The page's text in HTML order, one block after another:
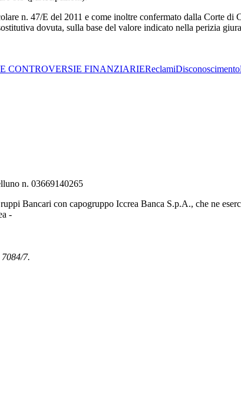
n. 47/E del 2011 e come inoltre confermato dalla Corte di
dovuta, sulla base del valore indicato nella perizia
CONTROVERSIE FINANZIARIEReclamiDisconoscimento
n. 03669140265
Bancari con capogruppo Iccrea Banca S.p.A., che ne
-
7.